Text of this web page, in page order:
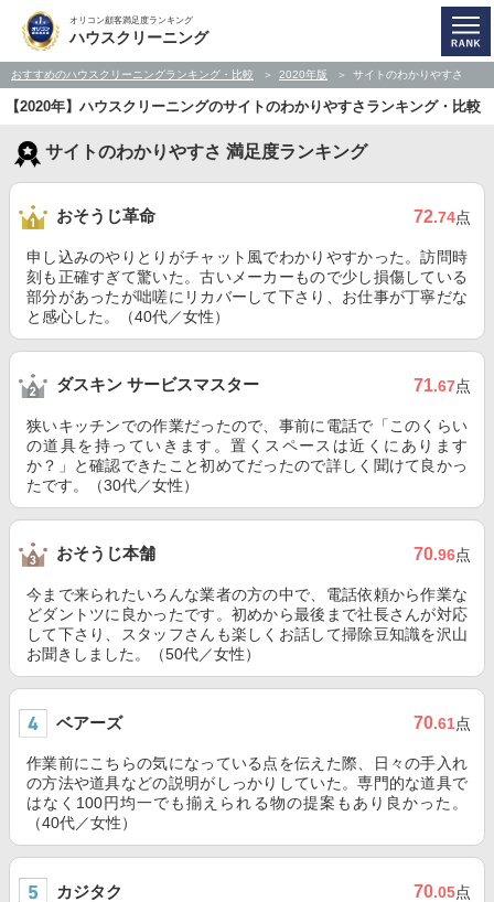
オリコン顧客満足度ランキング
ハウスクリーニング
おすすめのハウスクリーニングランキング・比較 2020年版 サイトのわかりやすさ
【2020年】ハウスクリーニングのサイトのわかりやすさランキング・比較
サイトのわかりやすさ 満足度ランキング
おそうじ革命 72.74点
申し込みのやりとりがチャット風でわかりやすかった。訪問時
刻も正確すぎて驚いた。古いメーカーもので少し損傷している
部分があったが咄嗟にリカバーして下さり、お仕事が丁寧だな
と感心した。（40代／女性）
ダスキン サービスマスター 71.67点
狭いキッチンでの作業だったので、事前に電話で「このくらい
の道具を持っていきます。置くスペースは近くにあります
か？」と確認できたこと初めてだったので詳しく聞けて良かっ
たです。（30代／女性）
おそうじ本舗 70.96点
今まで来られたいろんな業者の方の中で、電話依頼から作業な
どダントツに良かったです。初めから最後まで社長さんが対応
して下さり、スタッフさんも楽しくお話して掃除豆知識を沢山
お聞きしました。（50代／女性）
ベアーズ 70.61点
作業前にこちらの気になっている点を伝えた際、日々の手入れ
の方法や道具などの説明がしっかりしていた。専門的な道具で
はなく100円均一でも揃えられる物の提案もあり良かった。
（40代／女性）
カジタク 70.05点